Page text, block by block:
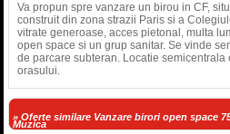
Va propun spre vanzare un birou in CF,
construit din zona strazii Paris si a
vitrate generoase, acces pietonal, multa
open space si un grup sanitar. Se vinde
de parcare subteran. Locatie
orasului.
» Oferte similare Vanzare birori open space
Muzica